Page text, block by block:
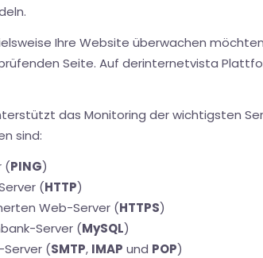
Ihre Website überwachen
Seite. Auf derinternetvista
das Monitoring der wichtigsten
sind:
(PING)
(HTTP)
Web-Server (HTTPS)
Server (MySQL)
Server (SMTP, IMAP und POP)